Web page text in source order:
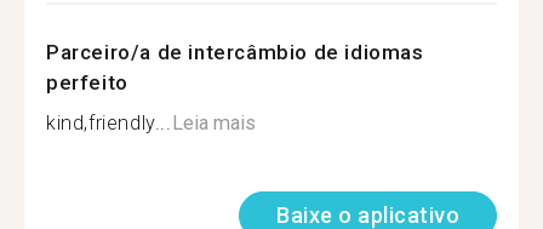
Parceiro/a de intercâmbio de idiomas
perfeito
kind,friendly... Leia mais
Baixe o aplicativo